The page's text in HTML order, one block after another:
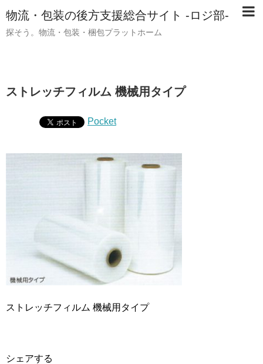
物流・包装の後方支援総合サイト -ロジ部-
探そう。物流・包装・梱包プラットホーム
ストレッチフィルム 機械用タイプ
Pocket
ストレッチフィルム 機械用タイプ
シェアする